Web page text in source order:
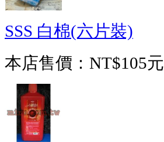
SSS 白棉(六片裝)
本店售價： NT$105元